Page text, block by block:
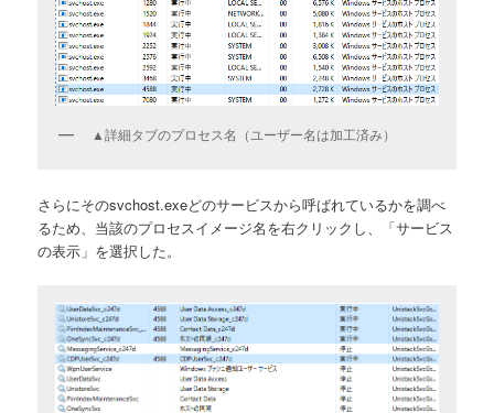
▲詳細タブのプロセス名（ユーザー名は加工済み）
さらにそのsvchost.exeどのサービスから呼ばれているかを調べ
るため、当該のプロセスイメージ名を右クリックし、「サービス
の表示」を選択した。